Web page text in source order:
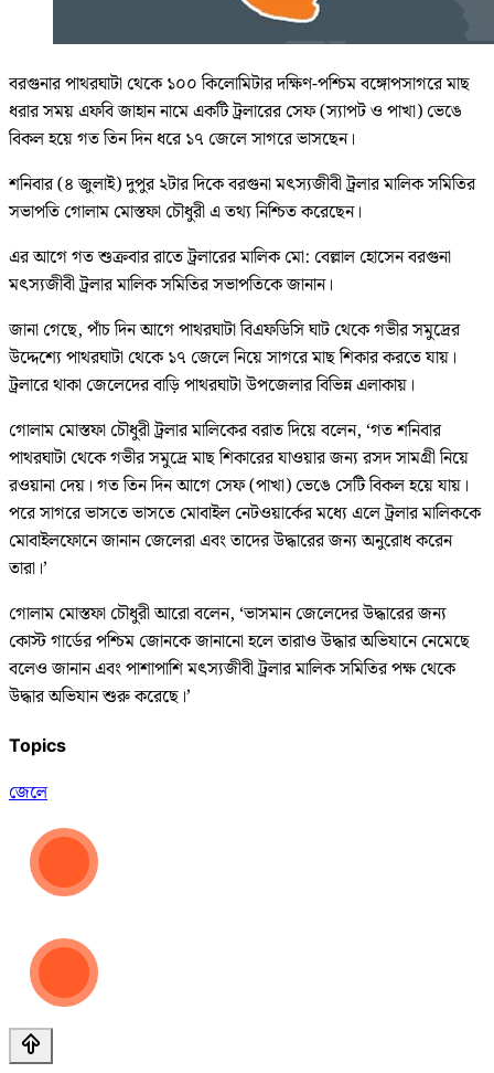
বরগুনার পাথরঘাটা থেকে ১০০ কিলোমিটার দক্ষিণ-পশ্চিম বঙ্গোপসাগরে মাছ
ধরার সময় এফবি জাহান নামে একটি ট্রলারের সেফ (স্যাপট ও পাখা) ভেঙে
বিকল হয়ে গত তিন দিন ধরে ১৭ জেলে সাগরে ভাসছেন।
শনিবার (৪ জুলাই) দুপুর ২টার দিকে বরগুনা মৎস্যজীবী ট্রলার মালিক সমিতির
সভাপতি গোলাম মোস্তফা চৌধুরী এ তথ্য নিশ্চিত করেছেন।
এর আগে গত শুক্রবার রাতে ট্রলারের মালিক মো: বেল্লাল হোসেন বরগুনা
মৎস্যজীবী ট্রলার মালিক সমিতির সভাপতিকে জানান।
জানা গেছে, পাঁচ দিন আগে পাথরঘাটা বিএফডিসি ঘাট থেকে গভীর সমুদ্রের
উদ্দেশ্যে পাথরঘাটা থেকে ১৭ জেলে নিয়ে সাগরে মাছ শিকার করতে যায়।
ট্রলারে থাকা জেলেদের বাড়ি পাথরঘাটা উপজেলার বিভিন্ন এলাকায়।
গোলাম মোস্তফা চৌধুরী ট্রলার মালিকের বরাত দিয়ে বলেন, ‘গত শনিবার
পাথরঘাটা থেকে গভীর সমুদ্রে মাছ শিকারের যাওয়ার জন্য রসদ সামগ্রী নিয়ে
রওয়ানা দেয়। গত তিন দিন আগে সেফ (পাখা) ভেঙে সেটি বিকল হয়ে যায়।
পরে সাগরে ভাসতে ভাসতে মোবাইল নেটওয়ার্কের মধ্যে এলে ট্রলার মালিককে
মোবাইলফোনে জানান জেলেরা এবং তাদের উদ্ধারের জন্য অনুরোধ করেন
তারা।’
গোলাম মোস্তফা চৌধুরী আরো বলেন, ‘ভাসমান জেলেদের উদ্ধারের জন্য
কোস্ট গার্ডের পশ্চিম জোনকে জানানো হলে তারাও উদ্ধার অভিযানে নেমেছে
বলেও জানান এবং পাশাপাশি মৎস্যজীবী ট্রলার মালিক সমিতির পক্ষ থেকে
উদ্ধার অভিযান শুরু করেছে।’
Topics
জেলে